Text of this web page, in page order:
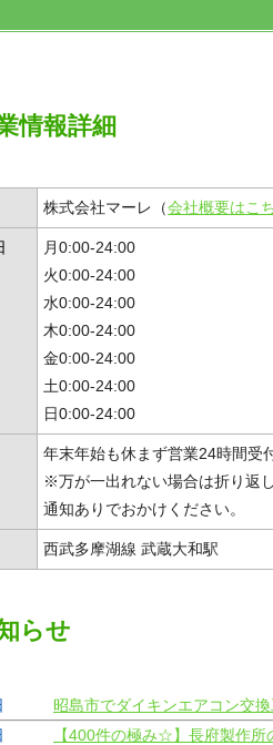
情報詳細
株式会社マーレ（会社概要はこ
月0:00-24:00
火0:00-24:00
水0:00-24:00
木0:00-24:00
金0:00-24:00
土0:00-24:00
日0:00-24:00
年末年始も休まず営業24時間受
※万が一出れない場合は折り返
通知ありでおかけください。
西武多摩湖線 武蔵大和駅
らせ
昭島市でダイキンエアコン交
【400件の極み☆】長府製作